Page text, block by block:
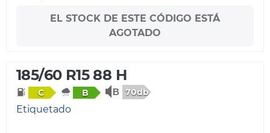
EL STOCK DE ESTE CÓDIGO ESTÁ
AGOTADO
185/60 R15 88 H
C B 70db
Etiquetado